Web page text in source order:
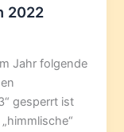
2022
Jahr folgende
gesperrt ist